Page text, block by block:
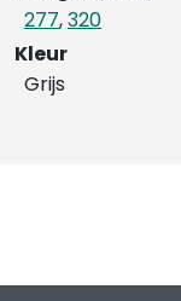
277,320
Kleur
Grijs